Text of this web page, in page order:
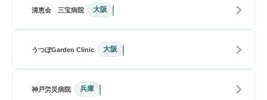
清恵会 三宝病院 大阪
うつぼGarden Clinic 大阪
神戸労災病院 兵庫